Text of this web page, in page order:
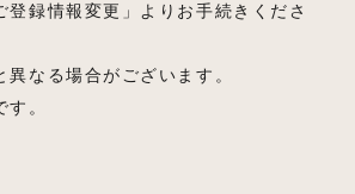
登録情報変更」よりお手続きくださ
異なる場合がございます。
。